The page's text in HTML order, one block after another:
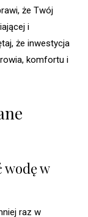
że Twój
i
że inwestycja
komfortu i
wodę w
raz w